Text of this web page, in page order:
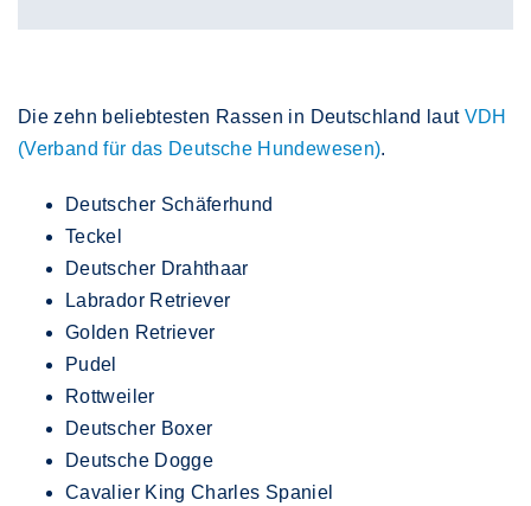
Die zehn beliebtesten Rassen in Deutschland laut VDH
(Verband für das Deutsche Hundewesen).
Deutscher Schäferhund
Teckel
Deutscher Drahthaar
Labrador Retriever
Golden Retriever
Pudel
Rottweiler
Deutscher Boxer
Deutsche Dogge
Cavalier King Charles Spaniel